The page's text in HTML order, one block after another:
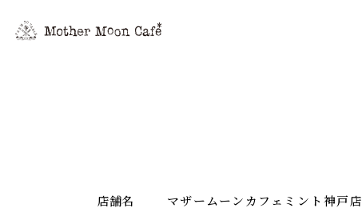
店舗名 マザームーンカフェミント神戸店